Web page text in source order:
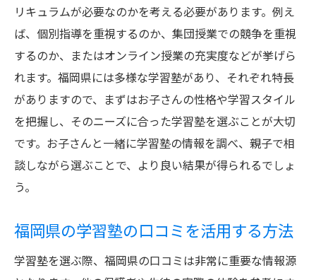
学習環境と設備が学びに与える効果
福岡県で注目される学習環境のトレンド
良好な学習環境を持つ塾の見極め方
リキュラムが必要なのかを考える必要があります。例え
ば、個別指導を重視するのか、集団授業での競争を重視
するのか、またはオンライン授業の充実度などが挙げら
れます。福岡県には多様な学習塾があり、それぞれ特長
がありますので、まずはお子さんの性格や学習スタイル
を把握し、そのニーズに合った学習塾を選ぶことが大切
です。お子さんと一緒に学習塾の情報を調べ、親子で相
談しながら選ぶことで、より良い結果が得られるでしょ
う。
福岡県の学習塾の口コミを活用する方法
学習塾を選ぶ際、福岡県の口コミは非常に重要な情報源